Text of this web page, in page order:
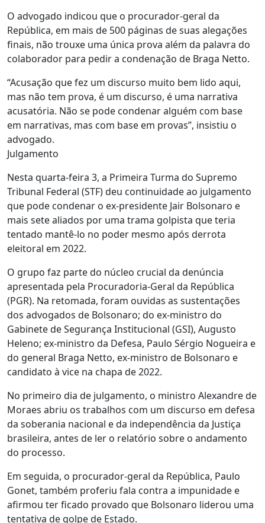
O advogado indicou que o procurador-geral da
República, em mais de 500 páginas de suas alegações
finais, não trouxe uma única prova além da palavra do
colaborador para pedir a condenação de Braga Netto.
“Acusação que fez um discurso muito bem lido aqui,
mas não tem prova, é um discurso, é uma narrativa
acusatória. Não se pode condenar alguém com base
em narrativas, mas com base em provas”, insistiu o
advogado.
Julgamento
Nesta quarta-feira 3, a Primeira Turma do Supremo
Tribunal Federal (STF) deu continuidade ao julgamento
que pode condenar o ex-presidente Jair Bolsonaro e
mais sete aliados por uma trama golpista que teria
tentado mantê-lo no poder mesmo após derrota
eleitoral em 2022.
O grupo faz parte do núcleo crucial da denúncia
apresentada pela Procuradoria-Geral da República
(PGR). Na retomada, foram ouvidas as sustentações
dos advogados de Bolsonaro; do ex-ministro do
Gabinete de Segurança Institucional (GSI), Augusto
Heleno; ex-ministro da Defesa, Paulo Sérgio Nogueira e
do general Braga Netto, ex-ministro de Bolsonaro e
candidato à vice na chapa de 2022.
No primeiro dia de julgamento, o ministro Alexandre de
Moraes abriu os trabalhos com um discurso em defesa
da soberania nacional e da independência da Justiça
brasileira, antes de ler o relatório sobre o andamento
do processo.
Em seguida, o procurador-geral da República, Paulo
Gonet, também proferiu fala contra a impunidade e
afirmou ter ficado provado que Bolsonaro liderou uma
tentativa de golpe de Estado.